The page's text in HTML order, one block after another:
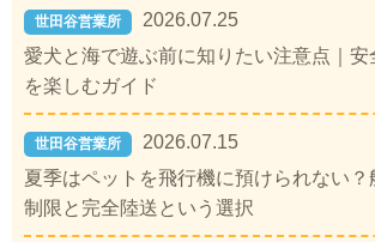
世田谷営業所
2026.07.25
愛犬と海で遊ぶ前に知りたい注意点｜安
を楽しむガイド
世田谷営業所
2026.07.15
夏季はペットを飛行機に預けられない
制限と完全陸送という選択